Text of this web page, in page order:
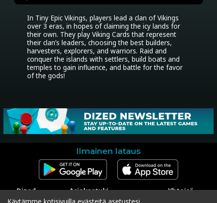
In Tiny Epic Vikings, players lead a clan of Vikings
over 3 eras, in hopes of claiming the icy lands for
their own. They play Viking Cards that represent
their clan’s leaders, choosing the best builders,
harvesters, explorers, and warriors. Raid and
conquer the islands with settlers, build boats and
temples to gain influence, and battle for the favor
of the gods!
Ilmainen lataus
Dized
Ota yhteyttä
Asiakastuki
Ota yhteyttä asiakastukeen
Yhteisö